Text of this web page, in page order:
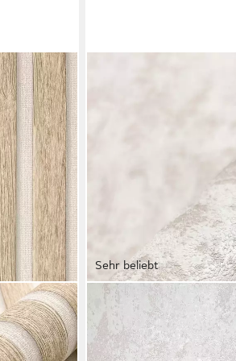
Sehr beliebt
NEWROOM
Vliestapete Fadis Calita
27,99 €
(5,25 €/ 1 qm)
in 2-3 Werktagen bei dir